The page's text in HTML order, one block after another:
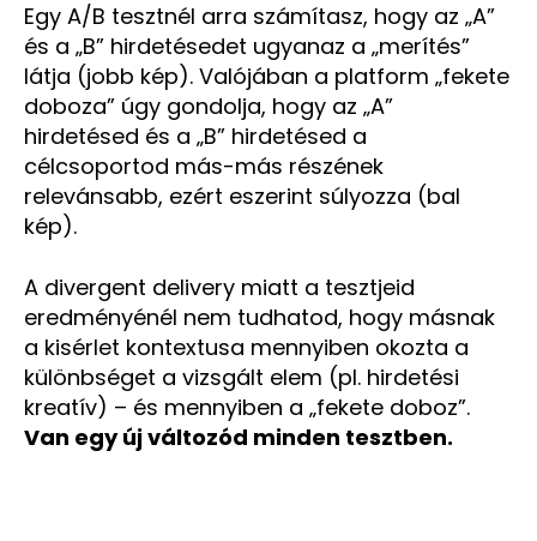
Egy A/B tesztnél arra számítasz, hogy az „A”
és a „B” hirdetésedet ugyanaz a „merítés”
látja (jobb kép). Valójában a platform „fekete
doboza” úgy gondolja, hogy az „A”
hirdetésed és a „B” hirdetésed a
célcsoportod más-más részének
relevánsabb, ezért eszerint súlyozza (bal
kép).
A divergent delivery miatt a tesztjeid
eredményénél nem tudhatod, hogy másnak
a kisérlet kontextusa mennyiben okozta a
különbséget a vizsgált elem (pl. hirdetési
kreatív) – és mennyiben a „fekete doboz”.
Van egy új változód minden tesztben.